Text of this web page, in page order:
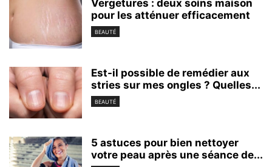
Vergetures : deux soins maison
pour les atténuer efficacement
BEAUTÉ
Est-il possible de remédier aux
stries sur mes ongles ? Quelles...
BEAUTÉ
5 astuces pour bien nettoyer
votre peau après une séance de...